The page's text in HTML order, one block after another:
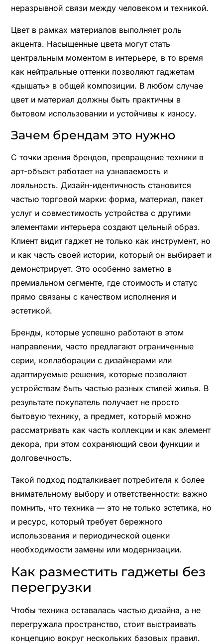
неразрывной связи между человеком и техникой.
Цвет в рамках материалов выполняет роль
акцента. Насыщенные цвета могут стать
центральным моментом в интерьере, в то время
как нейтральные оттенки позволяют гаджетам
«дышать» в общей композиции. В любом случае
цвет и материал должны быть практичны в
бытовом использовании и устойчивы к износу.
Зачем брендам это нужно
С точки зрения брендов, превращение техники в
арт-объект работает на узнаваемость и
лояльность. Дизайн-идентичность становится
частью торговой марки: форма, материал, пакет
услуг и совместимость устройства с другими
элементами интерьера создают цельный образ.
Клиент видит гаджет не только как инструмент, но
и как часть своей истории, который он выбирает и
демонстрирует. Это особенно заметно в
премиальном сегменте, где стоимость и статус
прямо связаны с качеством исполнения и
эстетикой.
Бренды, которые успешно работают в этом
направлении, часто предлагают ограниченные
серии, коллаборации с дизайнерами или
адаптируемые решения, которые позволяют
устройствам быть частью разных стилей жилья. В
результате покупатель получает не просто
бытовую технику, а предмет, который можно
рассматривать как часть коллекции и как элемент
декора, при этом сохраняющий свои функции и
долговечность.
Такой подход подталкивает потребителя к более
внимательному выбору и ответственности: важно
помнить, что техника — это не только эстетика, но
и ресурс, который требует бережного
использования и периодической оценки
необходимости замены или модернизации.
Как разместить гаджеты без
перегрузки
Чтобы техника оставалась частью дизайна, а не
перегружала пространство, стоит выстраивать
концепцию вокруг нескольких базовых правил.